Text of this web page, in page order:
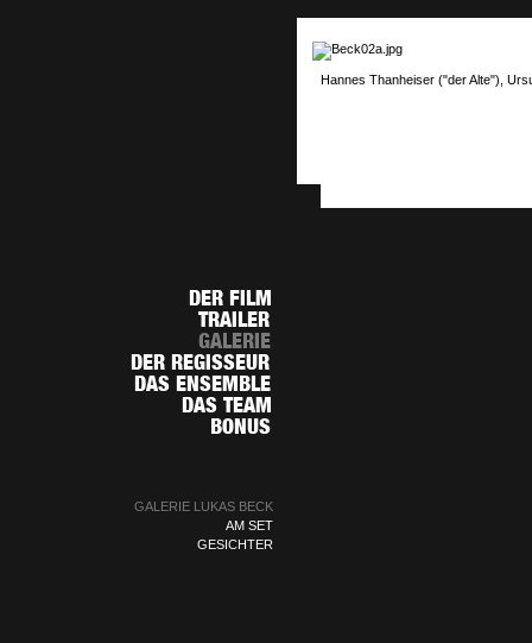
GALERIE LUKAS BECK
AM SET
GESICHTER
Hannes Thanheiser ("der Alte"),